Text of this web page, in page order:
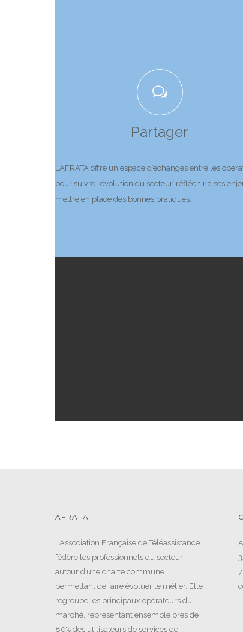
Partager
L’AFRATA offre un espace d’échanges entre les
pour suivre l’évolution du secteur, réfléchir à ses
mettre en place des bonnes pratiques.
AFRATA
L’Association Française de Téléassistance
fédère les professionnels du secteur
autour d’une charte commune
permettant de faire évoluer le métier. Elle
regroupe les principaux opérateurs du
marché, représentant ensemble près de
80% des utilisateurs de services de